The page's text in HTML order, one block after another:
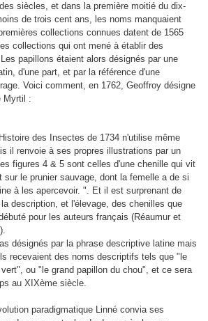
siècles, et dans la première moitié du dix-
de trois cent ans, les noms manquaient
collections connues datent de 1565
collections qui ont mené à établir des
papillons étaient alors désignés par une
d'une part, et par la référence d'une
Voici comment, en 1762, Geoffroy désigne
Myrtil :
des Insectes de 1734 n'utilise même
il renvoie à ses propres illustrations par un
figures 4 & 5 sont celles d'une chenille qui vit
sur le prunier sauvage, dont la femelle a de si
à les apercevoir. ". Et il est surprenant de
description, et l'élevage, des chenilles que
pour les auteurs français (Réaumur et
désignés par la phrase descriptive latine mais
recevaient des noms descriptifs tels que "le
ou "le grand papillon du chou", et ce sera
au XIXème siècle.
paradigmatique Linné convia ses